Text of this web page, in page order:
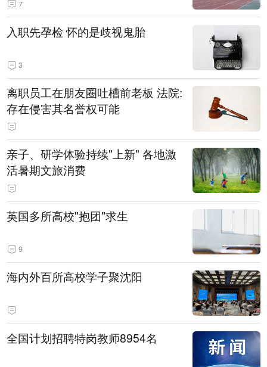
7
入职先孕检 怀的是歧视鬼胎
3
离职员工在朋友圈吐槽前老板 法院:
存在侵害其名誉权可能
亲子、研学体验持续"上新" 各地激
活暑期文旅消费
英国多所高校"抱团"求生
9
海内外百所高校学子聚沈阳
全国计划招聘特岗教师8954名